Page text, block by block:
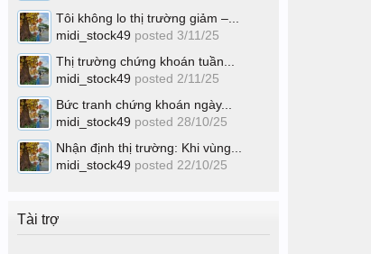
Tôi không lo thị trường giảm –...
midi_stock49 posted 3/11/25
Thị trường chứng khoán tuần...
midi_stock49 posted 2/11/25
Bức tranh chứng khoán ngày...
midi_stock49 posted 28/10/25
Nhận định thị trường: Khi vùng...
midi_stock49 posted 22/10/25
Tài trợ